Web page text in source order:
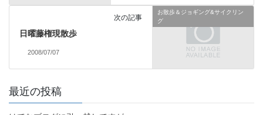
お散歩＆ジョギング&サイクリン
グ
次の記事
日曜藤権現散歩
2008/07/07
最近の投稿